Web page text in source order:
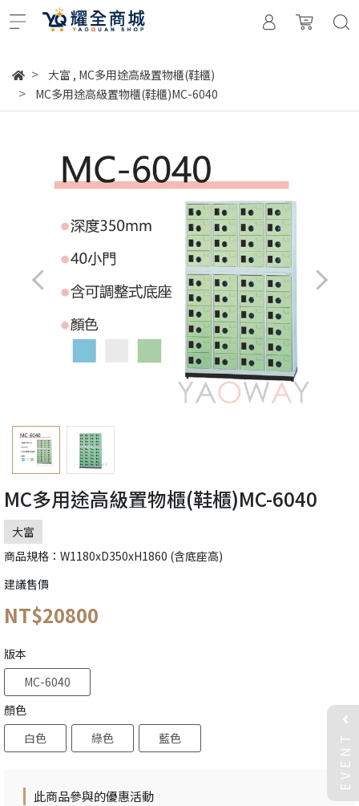
大富 , MC多用途高級置物櫃(鞋櫃)
MC多用途高級置物櫃(鞋櫃)MC-6040
MC多用途高級置物櫃(鞋櫃)MC-6040
大富
商品規格：W1180xD350xH1860 (含底座高)
建議售價
NT$20800
版本
MC-6040
顏色
白色
綠色 藍色
此商品參與的優惠活動
EVENT